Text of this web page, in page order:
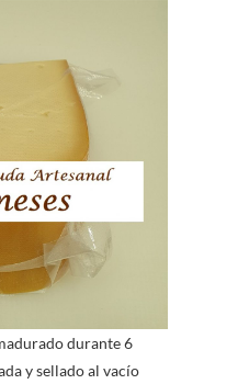
durante 6
y sellado al vacío